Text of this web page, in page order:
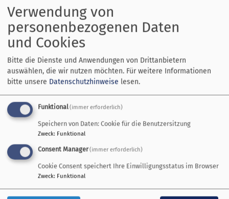
https://instagram.com/einslandsberg?
igshid=z9i7wgpdgc5w.
Die Videos gehen zwischen 19-21 Uhr online und sind
danach für 24 Stunden verfügbar.
Für Ostern planen wir einen Videogottesdienst aus der
Christuskirche.
Wir möchten Ihnen auch die vielfältigen
gottesdienstlichen Angebote in den Medien ans Herz
legen.
Wir machen mit bei der Gebetsaktion: „Wir halten uns
fern und sind einander doch nah – Licht der Hoffnung!“
Jeder Einzelne ist eingeladen, um 19 Uhr eine Kerze
anzuzünden, ein Gebet und ein Vaterunser zu sprechen.
Mehr Informationen und eine Auswahl an Gebeten finden
Sie auf dieser Seite.
Unser Besuchsdienst und die Pfarrer werden telefonisch
Verwendung von
personenbezogenen Daten
und Cookies
Bitte die Dienste und Anwendungen von Drittanbietern
auswählen, die wir nutzen möchten. Für weitere Informationen
bitte unsere Datenschutzhinweise lesen.
Funktional(immer erforderlich)
Speichern von Daten: Cookie für die Benutzersitzung
Zweck: Funktional
Consent Manager(immer erforderlich)
Cookie Consent speichert Ihre Einwilligungsstatus im Browser
Zweck: Funktional